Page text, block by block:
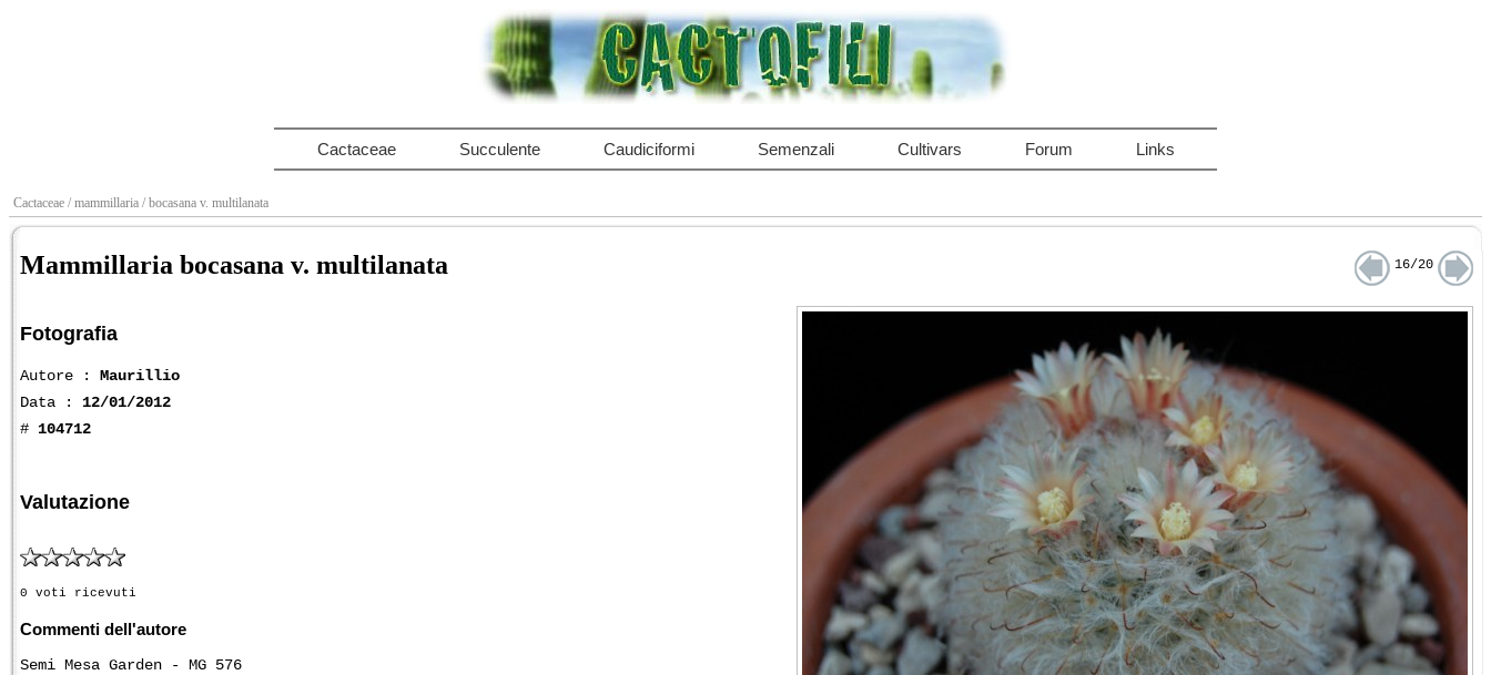
Cactaceae Succulente Caudiciformi Semenzali Cultivars Forum Links
Cactaceae / mammillaria / bocasana v. multilanata
Mammillaria bocasana v. multilanata 16/20
Fotografia
Autore : Maurillio
Data : 12/01/2012
# 104712
Valutazione
0 voti ricevuti
Commenti dell'autore
Semi Mesa Garden - MG 576